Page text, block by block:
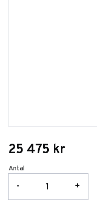
25 475 kr
Antal
+
-